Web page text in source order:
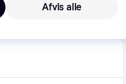
Afvis alle